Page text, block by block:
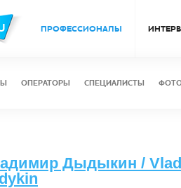
ПРОФЕССИОНАЛЫ
ОПЕРАТОРЫ СПЕЦИАЛИСТЫ
Дыдыкин /